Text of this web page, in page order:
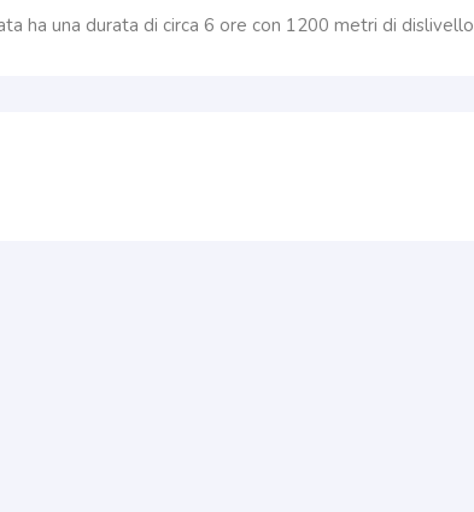
ha una durata di circa 6 ore con 1200 metri di dislivello